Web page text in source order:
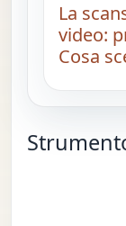
La
video:
Cosa